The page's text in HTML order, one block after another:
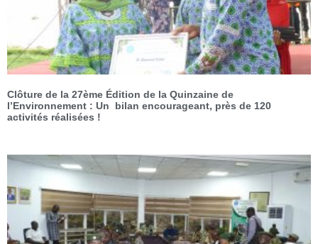
Clôture de la 27ème Édition de la Quinzaine de
l’Environnement : Un bilan encourageant, près de 120
activités réalisées !